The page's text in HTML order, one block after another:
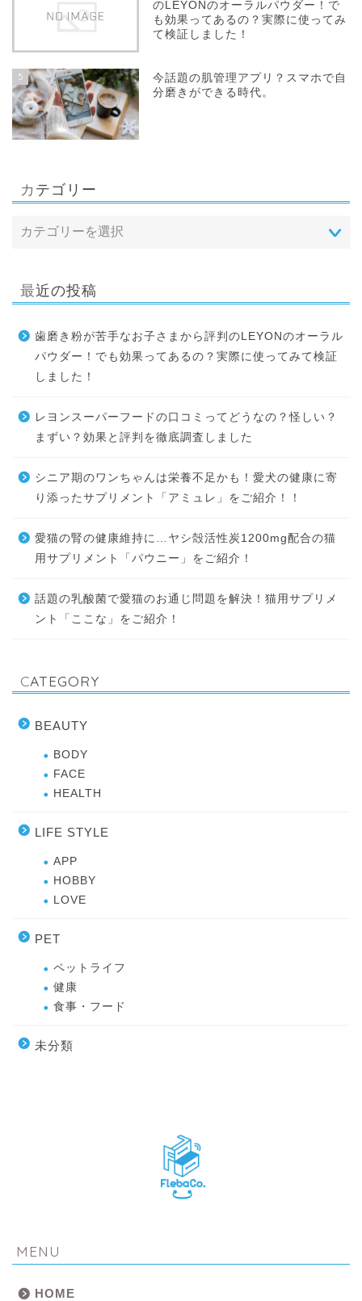
のLEYONのオーラルパウダー！で
も効果ってあるの？実際に使ってみ
て検証しました！
5
今話題の肌管理アプリ？スマホで自
分磨きができる時代。
カテゴリー
最近の投稿
歯磨き粉が苦手なお子さまから評判のLEYONのオーラル
パウダー！でも効果ってあるの？実際に使ってみて検証
しました！
レヨンスーパーフードの口コミってどうなの？怪しい？
まずい？効果と評判を徹底調査しました
シニア期のワンちゃんは栄養不足かも！愛犬の健康に寄
り添ったサプリメント「アミュレ」をご紹介！！
愛猫の腎の健康維持に…ヤシ殻活性炭1200mg配合の猫
用サプリメント「パウニー」をご紹介！
話題の乳酸菌で愛猫のお通じ問題を解決！猫用サプリメ
ント「ここな」をご紹介！
CATEGORY
BEAUTY
BODY
FACE
HEALTH
LIFE STYLE
APP
HOBBY
LOVE
PET
ペットライフ
健康
食事・フード
未分類
MENU
HOME